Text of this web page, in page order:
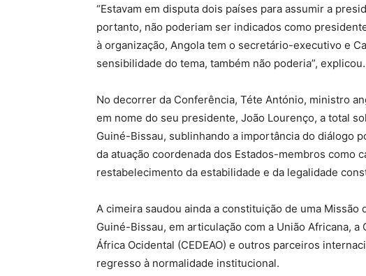
“Estavam em disputa dois países para assumir a
portanto, não poderiam ser indicados como
à organização, Angola tem o secretário-executivo e
sensibilidade do tema, também não poderia”, explicou.
No decorrer da Conferência, Téte António, ministro
em nome do seu presidente, João Lourenço, a total
Guiné-Bissau, sublinhando a importância do diálogo
da atuação coordenada dos Estados-membros como
restabelecimento da estabilidade e da legalidade
A cimeira saudou ainda a constituição de uma
Guiné-Bissau, em articulação com a União Africana, a
África Ocidental (CEDEAO) e outros parceiros
regresso à normalidade institucional.